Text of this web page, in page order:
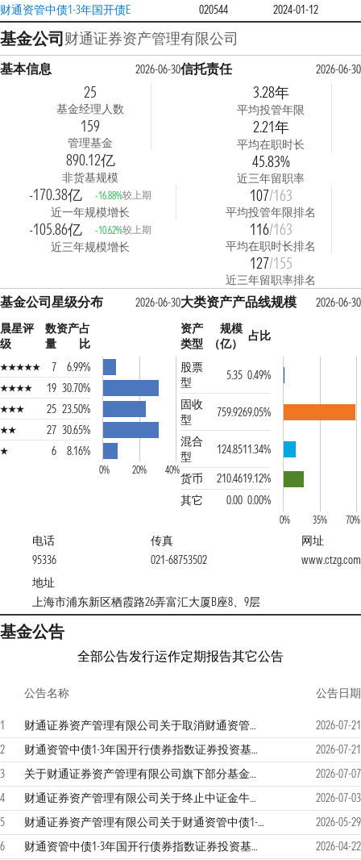
财通资管中债1-3年国开债E
020544 2024-01-12
基金公司财通证券资产管理有限公司
基本信息 2026-06-30
25
基金经理人数
159
管理基金
890.12亿
非货基规模
-170.38亿 -16.88%较上期
近一年规模增长
-105.86亿 -10.62%较上期
近三年规模增长
信托责任 2026-06-30
3.28年
平均投管年限
2.21年
平均在职时长
45.83%
近三年留职率
107/163
平均投管年限排名
116/163
平均在职时长排名
127/155
近三年留职率排名
基金公司星级分布
2026-06-30
晨星评
级
数
量
资产占
比
7
6.99%
19 30.70%
25 23.50%
27 30.65%
6
8.16%
0% 20% 40%
大类资产产品线规模
2026-06-30
资产
类型
规模
（亿）
占比
股票
型
5.35 0.49%
固收
型
759.9269.05%
混合
型
124.8511.34%
货币
210.4619.12%
其它
0.00 0.00%
0% 35% 70%
电话
95336
传真
021-68753502
网址
www.ctzg.com
地址
上海市浦东新区栖霞路26弄富汇大厦B座8、9层
基金公告
全部公告发行运作定期报告其它公告
公告名称 公告日期
1 财通证券资产管理有限公司关于取消财通资管中债1-3年国开行债券指数证券投资基金E类基金份额销售服务费费率优惠活动的公告
2026-07-21
2
财通资管中债1-3年国开行债券指数证券投资基金2026年第2季度报告
2026-07-21
3
关于财通证券资产管理有限公司旗下部分基金在汇添富基金销售（上海）有限公司新增转换业务的公告
2026-07-07
4
财通证券资产管理有限公司关于终止中证金牛（北京）基金销售有限公司办理旗下基金销售业务的公告
2026-07-03
5
财通证券资产管理有限公司关于财通资管中债1-3年国开行债券指数证券投资基金E类基金份额销售服务费费率优惠活动的公告
2026-05-29
6
财通资管中债1-3年国开行债券指数证券投资基金2026年第1季度报告 2026-04-22